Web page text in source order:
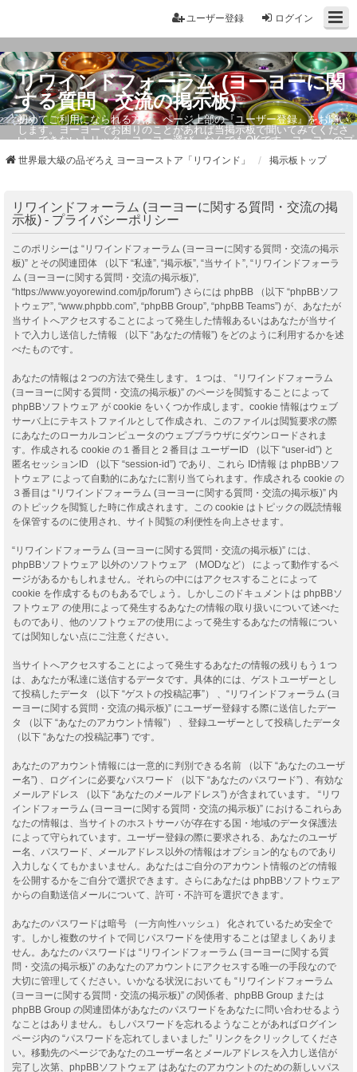
ログイン
ユーザー登録
リワインドフォーラム (ヨーヨーに関
する質問・交流の掲示板)
初めてご利用になられる方は、ページ上部の『ユーザー登録』をお願い
します。ヨーヨーでお困りのことがあれば当掲示板で聞いてみてくださ
い。できないトリック・ヨーヨー選び、なんでもOKです。ヨーヨーのプ
世界最大級の品ぞろえ ヨーヨーストア「リワインド」 掲示板トップ
リワインドフォーラム (ヨーヨーに関する質問・交流の掲
示板) - プライバシーポリシー
このポリシーは “リワインドフォーラム (ヨーヨーに関する質問・交流の掲示
板)” とその関連団体 （以下 “私達”, “掲示板”, “当サイト”, “リワインドフォーラ
ム (ヨーヨーに関する質問・交流の掲示板)”,
“https://www.yoyorewind.com/jp/forum”) さらには phpBB （以下 “phpBBソフ
トウェア”, “www.phpbb.com”, “phpBB Group”, “phpBB Teams”) が、あなたが
当サイトへアクセスすることによって発生した情報あるいはあなたが当サイ
トで入力し送信した情報 （以下 “あなたの情報”) をどのように利用するかを述
べたものです。
あなたの情報は２つの方法で発生します。１つは、 “リワインドフォーラム
(ヨーヨーに関する質問・交流の掲示板)” のページを閲覧することによって
phpBBソフトウェア が cookie をいくつか作成します。cookie 情報はウェブ
サーバ上にテキストファイルとして作成され、このファイルは閲覧要求の際
にあなたのローカルコンピュータのウェブブラウザにダウンロードされま
す。作成される cookie の１番目と２番目は ユーザーID （以下 “user-id”) と
匿名セッションID （以下 “session-id”) であり、これら ID情報 は phpBBソフ
トウェア によって自動的にあなたに割り当てられます。作成される cookie の
３番目は “リワインドフォーラム (ヨーヨーに関する質問・交流の掲示板)” 内
のトピックを閲覧した時に作成されます。この cookie はトピックの既読情報
を保管するのに使用され、サイト閲覧の利便性を向上させます。
“リワインドフォーラム (ヨーヨーに関する質問・交流の掲示板)” には、
phpBBソフトウェア 以外のソフトウェア （MODなど） によって動作するペ
ージがあるかもしれません。それらの中にはアクセスすることによって
cookie を作成するものもあるでしょう。しかしこのドキュメントは phpBBソ
フトウェア の使用によって発生するあなたの情報の取り扱いについて述べた
ものであり、他のソフトウェアの使用によって発生するあなたの情報につい
ては関知しない点にご注意ください。
当サイトへアクセスすることによって発生するあなたの情報の残りもう１つ
は、あなたが私達に送信するデータです。具体的には、ゲストユーザーとし
て投稿したデータ （以下 “ゲストの投稿記事”） 、“リワインドフォーラム (ヨ
ーヨーに関する質問・交流の掲示板)” にユーザー登録する際に送信したデー
タ （以下 “あなたのアカウント情報”） 、登録ユーザーとして投稿したデータ
（以下 “あなたの投稿記事”) です。
あなたのアカウント情報には一意的に判別できる名前 （以下 “あなたのユーザ
ー名”) 、ログインに必要なパスワード （以下 “あなたのパスワード”) 、有効な
メールアドレス （以下 “あなたのメールアドレス”) が含まれています。 “リワ
インドフォーラム (ヨーヨーに関する質問・交流の掲示板)” におけるこれらあ
なたの情報は、当サイトのホストサーバが存在する国・地域のデータ保護法
によって守られています。ユーザー登録の際に要求される、あなたのユーザ
ー名、パスワード、メールアドレス以外の情報はオプション的なものであり
入力しなくてもかまいません。あなたはご自分のアカウント情報のどの情報
を公開するかをご自分で選択できます。さらにあなたは phpBBソフトウェア
からの自動送信メールについて、許可・不許可を選択できます。
あなたのパスワードは暗号 （一方向性ハッシュ） 化されているため安全で
す。しかし複数のサイトで同じパスワードを使用することは望ましくありま
せん。あなたのパスワードは “リワインドフォーラム (ヨーヨーに関する質
問・交流の掲示板)” のあなたのアカウントにアクセスする唯一の手段なので
大切に管理してください。いかなる状況においても “リワインドフォーラム
(ヨーヨーに関する質問・交流の掲示板)” の関係者、phpBB Group または
phpBB Group の関連団体があなたのパスワードをあなたに問い合わせるよう
なことはありません。もしパスワードを忘れるようなことがあればログイン
ページ内の “パスワードを忘れてしまいました” リンクをクリックしてくださ
い。移動先のページであなたのユーザー名とメールアドレスを入力し送信が
完了し次第、phpBBソフトウェア はあなたのアカウントのための新しいパス